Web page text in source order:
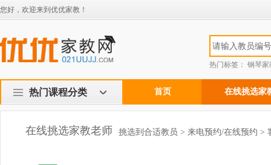
您好，欢迎来到优优家教！
热门标签： 钢琴家
热门课程分类 首页 在线挑选家
在线挑选家教老师 挑选到合适教员 > 来电预约/在线预约 >